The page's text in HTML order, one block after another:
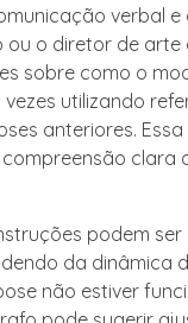
verbal
ou o diretor de arte
sobre como o
utilizando
anteriores.
clara
podem
da dinâmica
não estiver